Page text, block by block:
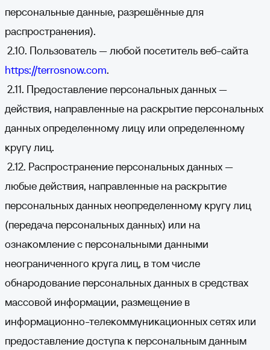
персональные данные, разрешённые для
распространения).
2.10. Пользователь — любой посетитель веб-сайта
https://terrosnow.com.
2.11. Предоставление персональных данных —
действия, направленные на раскрытие персональных
данных определенному лицу или определенному
кругу лиц.
2.12. Распространение персональных данных —
любые действия, направленные на раскрытие
персональных данных неопределенному кругу лиц
(передача персональных данных) или на
ознакомление с персональными данными
неограниченного круга лиц, в том числе
обнародование персональных данных в средствах
массовой информации, размещение в
информационно-телекоммуникационных сетях или
предоставление доступа к персональным данным